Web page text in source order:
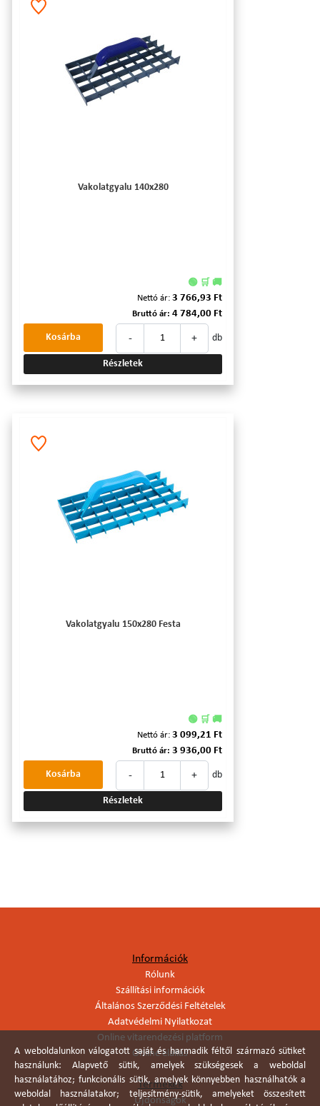
Vakolatgyalu 140x280
🟢 🛒 🚚
Nettó ár: 3 766,93 Ft
Bruttó ár: 4 784,00 Ft
- + db
Kosárba
Részletek
Vakolatgyalu 150x280 Festa
🟢 🛒 🚚
Nettó ár: 3 099,21 Ft
Bruttó ár: 3 936,00 Ft
- + db
Kosárba
Részletek
Információk
Rólunk
Szállítási információk
Általános Szerződési Feltételek
Adatvédelmi Nyilatkozat
Online vitarendezési platform
Online elállás
Termékek
Újdonságok
A weboldalunkon válogatott saját és harmadik féltől származó sütiket
használunk: Alapvető sütik, amelyek szükségesek a weboldal
használatához; funkcionális sütik, amelyek könnyebben használhatók a
weboldal használatakor; teljesítmény-sütik, amelyeket összesített